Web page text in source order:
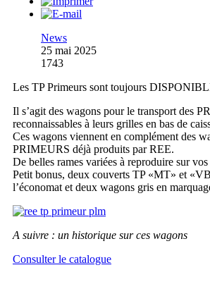
News
25 mai 2025
1743
Les TP Primeurs sont toujours
Il s’agit des wagons pour le transport des
reconnaissables à leurs grilles en bas de
Ces wagons viennent en complément des
PRIMEURS déjà produits par REE.
De belles rames variées à reproduire sur vos
Petit bonus, deux couverts TP «MT» et
l’économat et deux wagons gris en
A suivre : un historique sur ces wagons
Consulter le catalogue